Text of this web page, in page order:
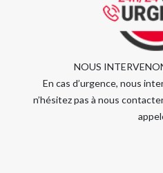
NOUS
En cas d’urgence, nous
n’hésitez pas à nous